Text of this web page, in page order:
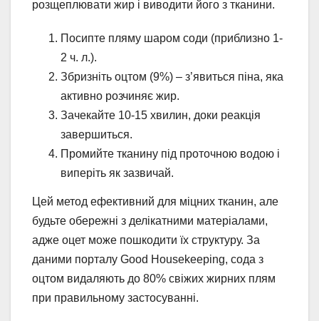
розщеплювати жир і виводити його з тканини.
Посипте пляму шаром соди (приблизно 1-
2 ч. л.).
Збризніть оцтом (9%) – з’явиться піна, яка
активно розчиняє жир.
Зачекайте 10-15 хвилин, доки реакція
завершиться.
Промийте тканину під проточною водою і
виперіть як зазвичай.
Цей метод ефективний для міцних тканин, але
будьте обережні з делікатними матеріалами,
адже оцет може пошкодити їх структуру. За
даними порталу Good Housekeeping, сода з
оцтом видаляють до 80% свіжих жирних плям
при правильному застосуванні.